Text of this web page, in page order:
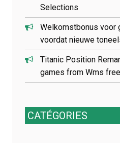
Selections
Welkomstbonus voor
voordat nieuwe
Titanic Position
games from Wms
CATÉGORIES